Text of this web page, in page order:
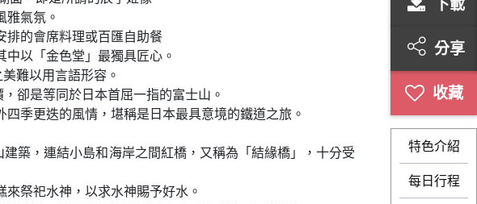
下載
分享
特色介紹
每日行程
氣氛。
排的會席料理或百匯自助餐
以「金色堂」最獨具匠心。
難以用言語形容。
卻是等同於日本首屈一指的富士山。
季更迭的風情，堪稱是日本最具意境的鐵道之旅。
築，連結小島和海岸之間紅橋，又稱為「結緣橋」，十分受
祭祀水神，以求水神賜予好水。